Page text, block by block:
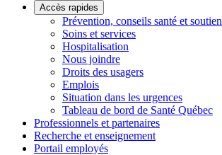
Accès rapides
Prévention, conseils santé et soutien
Soins et services
Hospitalisation
Nous joindre
Droits des usagers
Emplois
Situation dans les urgences
Tableau de bord de Santé Québec
Professionnels et partenaires
Recherche et enseignement
Portail employés